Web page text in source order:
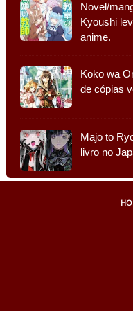
Novel/
Kyoushi
anime.
Koko wa
de cópias
Majo to
livro no